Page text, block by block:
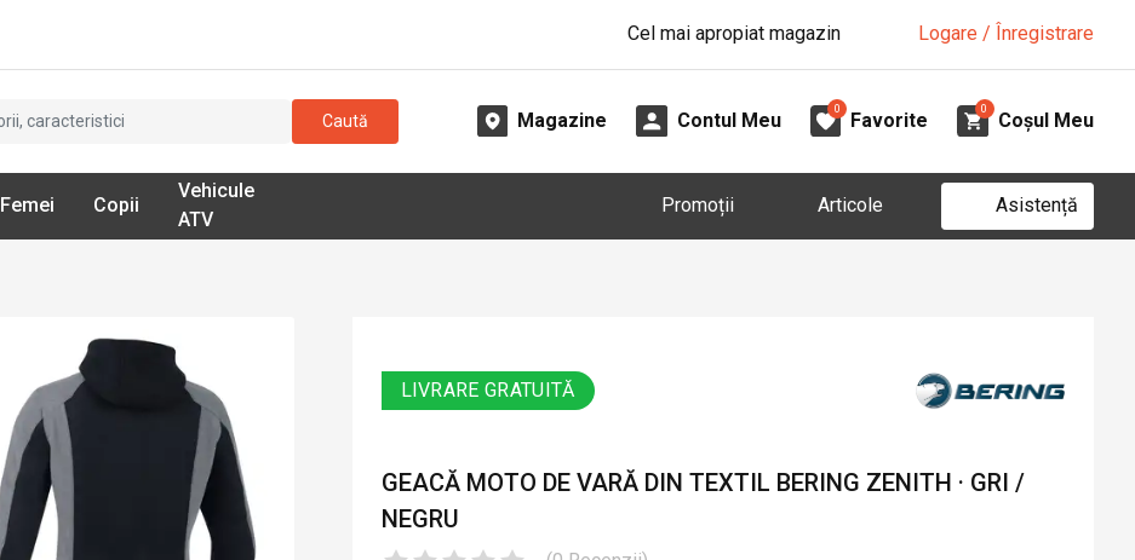
Cel mai apropiat magazin Logare / Înregistrare
Caută Magazine Contul Meu
0
Favorite
0
Coșul Meu
Femei Copii
Vehicule
ATV
Promoții Articole Asistență
LIVRARE GRATUITĂ
GEACĂ MOTO DE VARĂ DIN TEXTIL BERING ZENITH · GRI /
NEGRU